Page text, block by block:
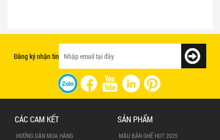
Đăng ký nhận tin
CÁC CAM KẾT
HƯỚNG DẪN MUA HÀNG
SẢN PHẨM
MẪU BÀN GHẾ HOT 2025